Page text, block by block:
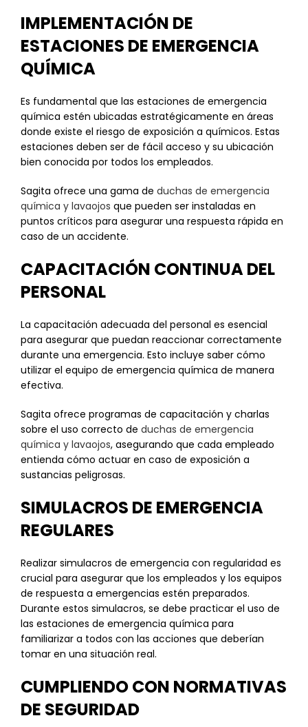
IMPLEMENTACIÓN DE
ESTACIONES DE EMERGENCIA
QUÍMICA
Es fundamental que las estaciones de emergencia
química estén ubicadas estratégicamente en áreas
donde existe el riesgo de exposición a químicos. Estas
estaciones deben ser de fácil acceso y su ubicación
bien conocida por todos los empleados.
Sagita ofrece una gama de duchas de emergencia
química y lavaojos que pueden ser instaladas en
puntos críticos para asegurar una respuesta rápida en
caso de un accidente.
CAPACITACIÓN CONTINUA DEL
PERSONAL
La capacitación adecuada del personal es esencial
para asegurar que puedan reaccionar correctamente
durante una emergencia. Esto incluye saber cómo
utilizar el equipo de emergencia química de manera
efectiva.
Sagita ofrece programas de capacitación y charlas
sobre el uso correcto de duchas de emergencia
química y lavaojos, asegurando que cada empleado
entienda cómo actuar en caso de exposición a
sustancias peligrosas.
SIMULACROS DE EMERGENCIA
REGULARES
Realizar simulacros de emergencia con regularidad es
crucial para asegurar que los empleados y los equipos
de respuesta a emergencias estén preparados.
Durante estos simulacros, se debe practicar el uso de
las estaciones de emergencia química para
familiarizar a todos con las acciones que deberían
tomar en una situación real.
CUMPLIENDO CON NORMATIVAS
DE SEGURIDAD